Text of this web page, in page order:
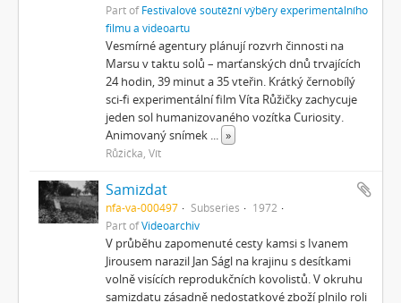
Part ofFestivalové soutěžní výběry experimentálního
filmu a videoartu
Vesmírné agentury plánují rozvrh činnosti na
Marsu v taktu solů – marťanských dnů trvajících
24 hodin, 39 minut a 35 vteřin. Krátký černobílý
sci-fi experimentální film Víta Růžičky zachycuje
jeden sol humanizovaného vozítka Curiosity.
Animovaný snímek ... »
Růžička, Vít
Samizdat
nfa-va-000497 Subseries
1972
Part ofVideoarchiv
V průběhu zapomenuté cesty kamsi s Ivanem
Jirousem narazil Jan Ságl na krajinu s desítkami
volně visících reprodukčních kovolistů. V okruhu
samizdatu zásadně nedostatkové zboží plnilo roli